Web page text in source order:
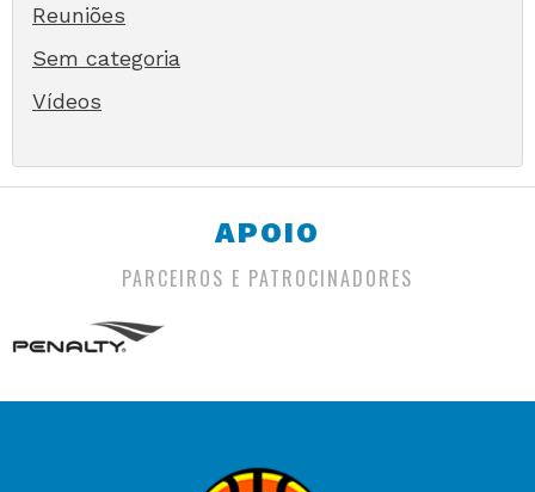
Reuniões
Sem categoria
Vídeos
APOIO
PARCEIROS E PATROCINADORES